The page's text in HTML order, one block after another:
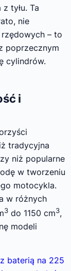
tyłu. Ta
nie
– to
poprzecznym
cylindrów.
i
tradycyjna
niż popularne
w tworzeniu
motocykla.
w różnych
3 do 1150 cm3,
modeli
baterią na 225